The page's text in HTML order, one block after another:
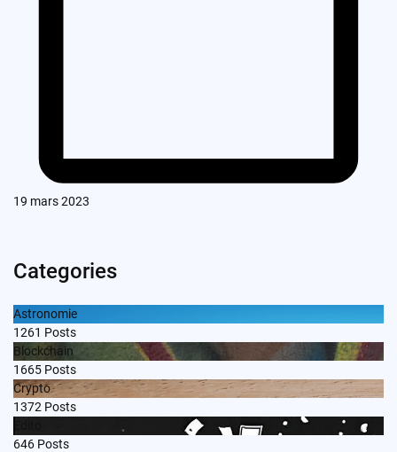
19 mars 2023
Categories
Astronomie
1261 Posts
Blockchain
1665 Posts
Crypto
1372 Posts
646 Posts